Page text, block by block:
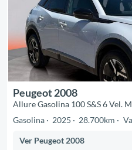
Peugeot 2008
Allure Gasolina 100 S&S 6 Vel.
Gasolina
2025 28.700km
Ver Peugeot 2008